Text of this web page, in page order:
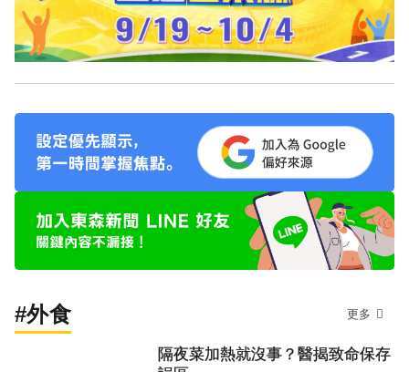
#外食 更多
隔夜菜加熱就沒事？醫揭致命保存